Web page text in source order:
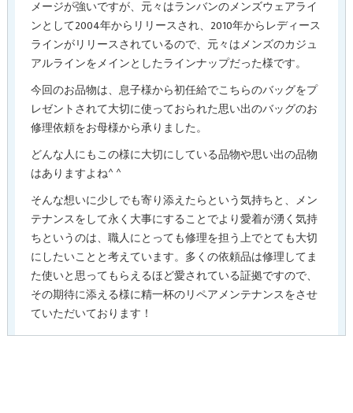
メージが強いですが、元々はランバンのメンズウェアライ
ンとして2004年からリリースされ、2010年からレディース
ラインがリリースされているので、元々はメンズのカジュ
アルラインをメインとしたラインナップだった様です。
今回のお品物は、息子様から初任給でこちらのバッグをプ
レゼントされて大切に使っておられた思い出のバッグのお
修理依頼をお母様から承りました。
どんな人にもこの様に大切にしている品物や思い出の品物
はありますよね^ ^
そんな想いに少しでも寄り添えたらという気持ちと、メン
テナンスをして永く大事にすることでより愛着が湧く気持
ちというのは、職人にとっても修理を担う上でとても大切
にしたいことと考えています。多くの依頼品は修理してま
た使いと思ってもらえるほど愛されている証拠ですので、
その期待に添える様に精一杯のリペアメンテナンスをさせ
ていただいております！